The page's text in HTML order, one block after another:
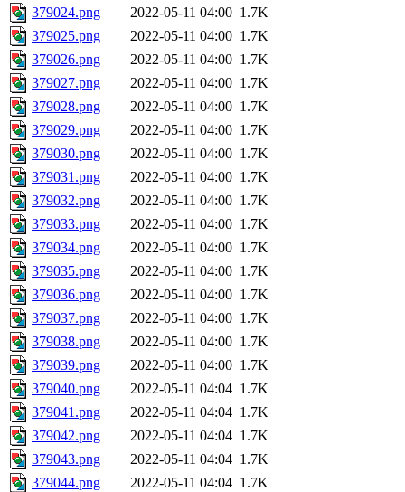
379024.png
2022-05-11 04:00 1.7K
379025.png
2022-05-11 04:00 1.7K
379026.png
2022-05-11 04:00 1.7K
379027.png
2022-05-11 04:00 1.7K
379028.png
2022-05-11 04:00 1.7K
379029.png
2022-05-11 04:00 1.7K
379030.png
2022-05-11 04:00 1.7K
379031.png
2022-05-11 04:00 1.7K
379032.png
2022-05-11 04:00 1.7K
379033.png
2022-05-11 04:00 1.7K
379034.png
2022-05-11 04:00 1.7K
379035.png
2022-05-11 04:00 1.7K
379036.png
2022-05-11 04:00 1.7K
379037.png
2022-05-11 04:00 1.7K
379038.png
2022-05-11 04:00 1.7K
379039.png
2022-05-11 04:00 1.7K
379040.png
2022-05-11 04:04 1.7K
379041.png
2022-05-11 04:04 1.7K
379042.png
2022-05-11 04:04 1.7K
379043.png
2022-05-11 04:04 1.7K
379044.png
2022-05-11 04:04 1.7K